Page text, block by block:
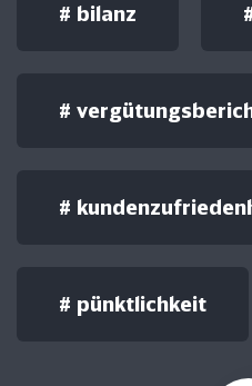
# bilanz
#
#
# pünktlichkeit